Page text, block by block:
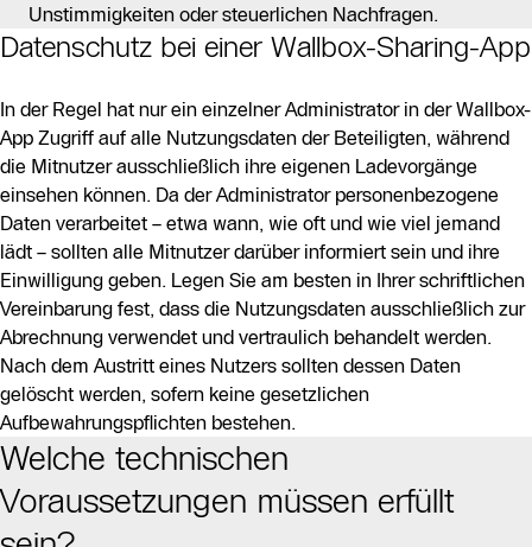
Unstimmigkeiten oder steuerlichen Nachfragen.
Datenschutz bei einer Wallbox-Sharing-App
In der Regel hat nur ein einzelner Administrator in der Wallbox-
App Zugriff auf alle Nutzungsdaten der Beteiligten, während
die Mitnutzer ausschließlich ihre eigenen Ladevorgänge
einsehen können. Da der Administrator personenbezogene
Daten verarbeitet – etwa wann, wie oft und wie viel jemand
lädt – sollten alle Mitnutzer darüber informiert sein und ihre
Einwilligung geben. Legen Sie am besten in Ihrer schriftlichen
Vereinbarung fest, dass die Nutzungsdaten ausschließlich zur
Abrechnung verwendet und vertraulich behandelt werden.
Nach dem Austritt eines Nutzers sollten dessen Daten
gelöscht werden, sofern keine gesetzlichen
Aufbewahrungspflichten bestehen.
Welche technischen
Voraussetzungen müssen erfüllt